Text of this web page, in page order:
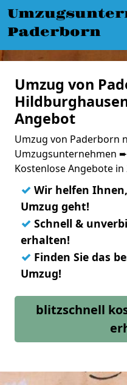
Paderborn
Umzug von
Angebot
Umzug von Paderborn
Umzugsunternehmen
Kostenlose Angebote in
✓ Wir helfen
Umzug geht!
✓ Schnell &
erhalten!
✓ Finden Sie das
Umzug!
blitzschnell